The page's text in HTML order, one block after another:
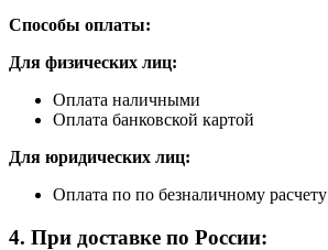
Способы оплаты:
Для физических лиц:
Оплата наличными
Оплата банковской картой
Для юридических лиц:
Оплата по по безналичному расчету
4. При доставке по России: